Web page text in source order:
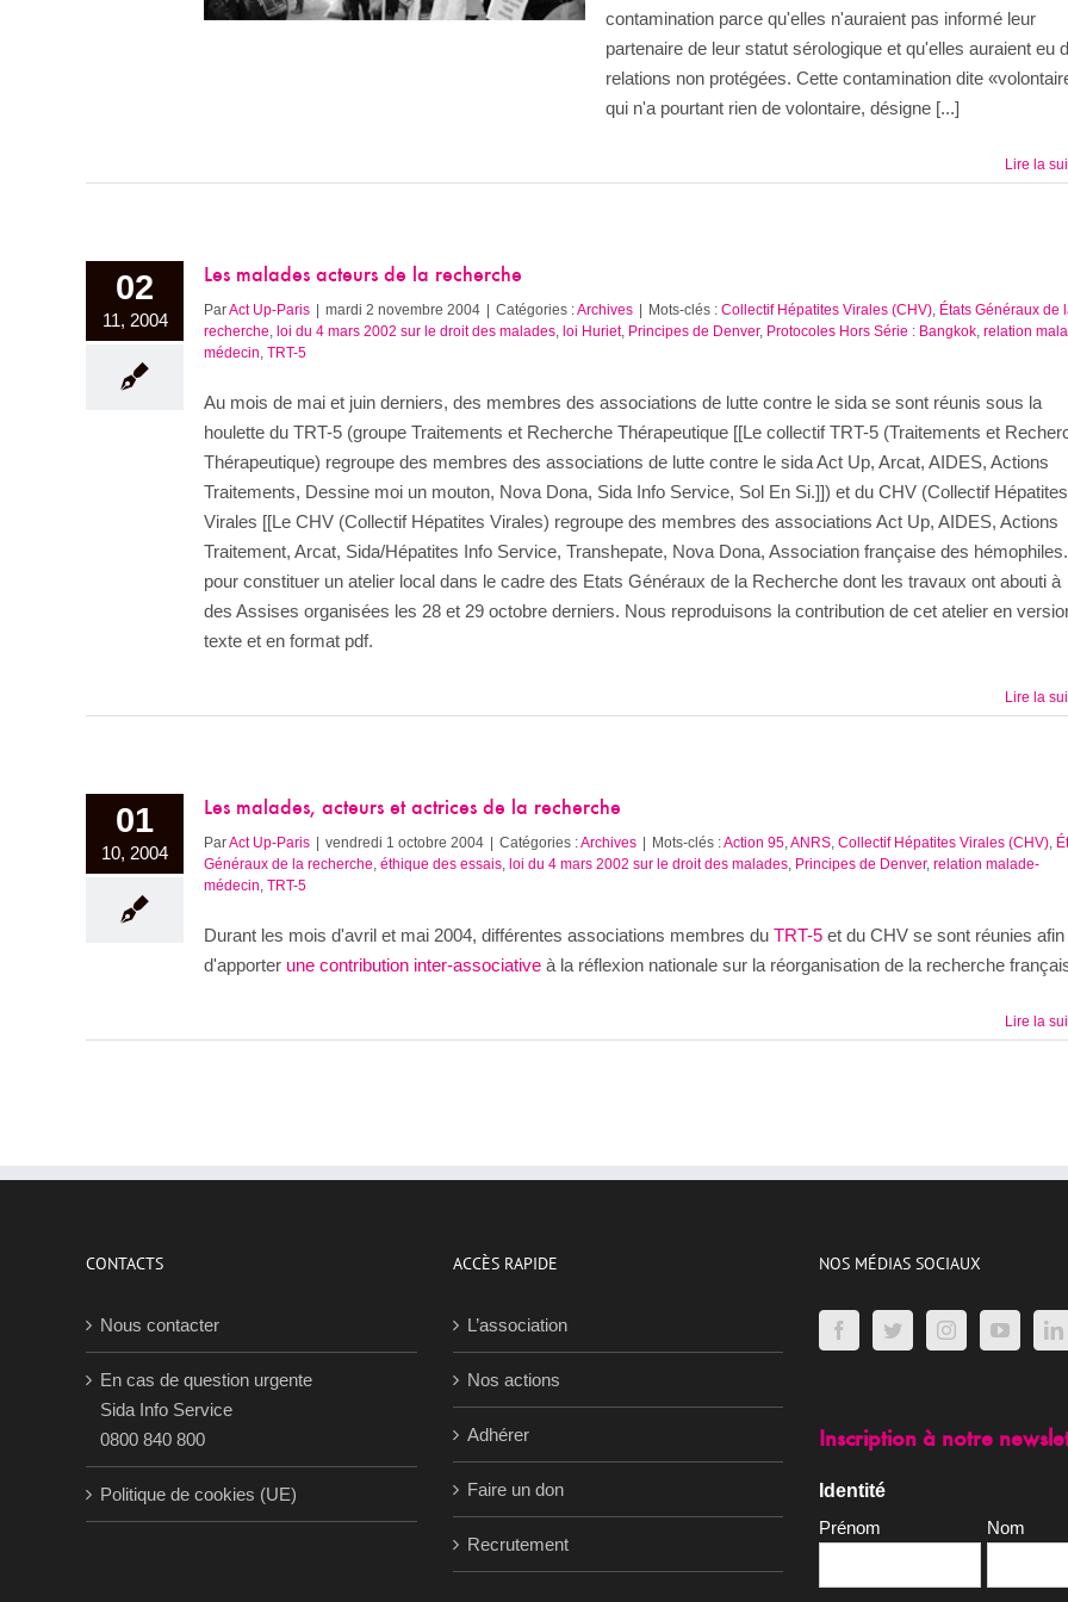
contamination parce qu'elles n'auraient pas informé leur
partenaire de leur statut sérologique et qu'elles auraient eu
relations non protégées. Cette contamination dite
qui n'a pourtant rien de volontaire, désigne [...]
Lire la
02
11, 2004
Les malades acteurs de la recherche
ParAct Up-Paris | mardi 2 novembre 2004 | Catégories :Archives | Mots-clés : Collectif Hépatites Virales (CHV), États Généraux de
recherche, loi du 4 mars 2002 sur le droit des malades, loi Huriet, Principes de Denver, Protocoles Hors Série : Bangkok, relation
médecin, TRT-5
Au mois de mai et juin derniers, des membres des associations de lutte contre le sida se sont réunis sous la
houlette du TRT-5 (groupe Traitements et Recherche Thérapeutique [[Le collectif TRT-5 (Traitements et
Thérapeutique) regroupe des membres des associations de lutte contre le sida Act Up, Arcat, AIDES, Actions
Traitements, Dessine moi un mouton, Nova Dona, Sida Info Service, Sol En Si.]]) et du CHV (Collectif Hépatites
Virales [[Le CHV (Collectif Hépatites Virales) regroupe des membres des associations Act Up, AIDES, Actions
Traitement, Arcat, Sida/Hépatites Info Service, Transhepate, Nova Dona, Association française des
pour constituer un atelier local dans le cadre des Etats Généraux de la Recherche dont les travaux ont abouti à
des Assises organisées les 28 et 29 octobre derniers. Nous reproduisons la contribution de cet atelier en
texte et en format pdf.
Lire la
01
10, 2004
Les malades, acteurs et actrices de la recherche
ParAct Up-Paris | vendredi 1 octobre 2004 | Catégories :Archives | Mots-clés :Action 95,ANRS, Collectif Hépatites Virales (CHV),
Généraux de la recherche, éthique des essais, loi du 4 mars 2002 sur le droit des malades, Principes de Denver, relation malade-
médecin, TRT-5
Durant les mois d'avril et mai 2004, différentes associations membres du TRT-5 et du CHV se sont réunies afin
d'apporter une contribution inter-associative à la réflexion nationale sur la réorganisation de la recherche
Lire la
CONTACTS
Nous contacter
En cas de question urgente
Sida Info Service
0800 840 800
Politique de cookies (UE)
ACCÈS RAPIDE
L’association
Nos actions
Adhérer
Faire un don
Recrutement
NOS MÉDIAS SOCIAUX
Inscription à notre
Identité
Prénom
Nom